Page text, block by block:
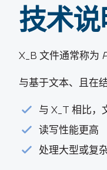
技术说
X_B 文件通常称为
与基于文本、且在
与 X_T 相比，
读写性能更高
处理大型或复